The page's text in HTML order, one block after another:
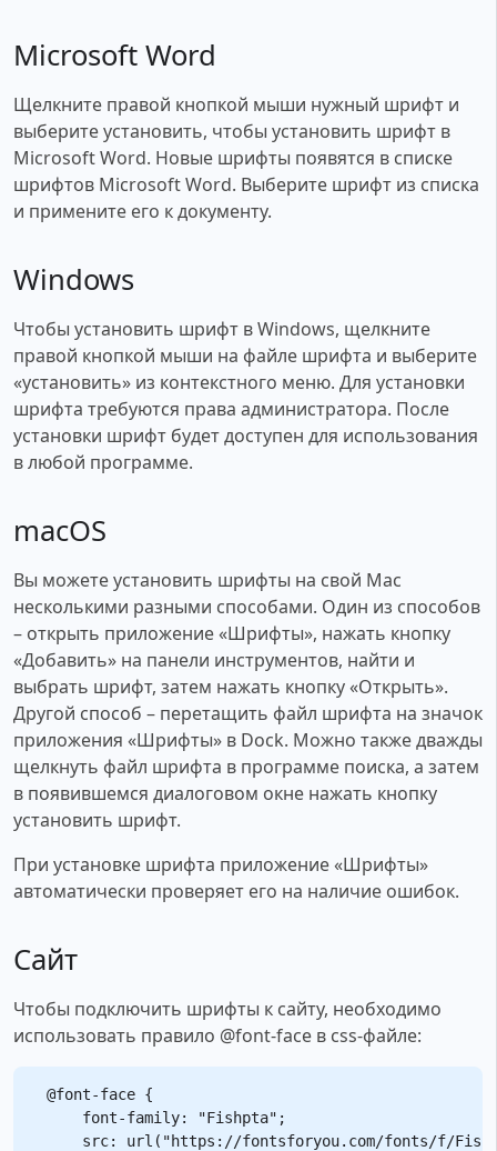
Microsoft Word
Щелкните правой кнопкой мыши нужный шрифт и
выберите установить, чтобы установить шрифт в
Microsoft Word. Новые шрифты появятся в списке
шрифтов Microsoft Word. Выберите шрифт из списка
и примените его к документу.
Windows
Чтобы установить шрифт в Windows, щелкните
правой кнопкой мыши на файле шрифта и выберите
«установить» из контекстного меню. Для установки
шрифта требуются права администратора. После
установки шрифт будет доступен для использования
в любой программе.
macOS
Вы можете установить шрифты на свой Mac
несколькими разными способами. Один из способов
– открыть приложение «Шрифты», нажать кнопку
«Добавить» на панели инструментов, найти и
выбрать шрифт, затем нажать кнопку «Открыть».
Другой способ – перетащить файл шрифта на значок
приложения «Шрифты» в Dock. Можно также дважды
щелкнуть файл шрифта в программе поиска, а затем
в появившемся диалоговом окне нажать кнопку
установить шрифт.
При установке шрифта приложение «Шрифты»
автоматически проверяет его на наличие ошибок.
Сайт
Чтобы подключить шрифты к сайту, необходимо
использовать правило @font-face в css-файле:
@font-face {
    font-family: "Fishpta";
src: url("https://fontsforyou.com/fonts/f/